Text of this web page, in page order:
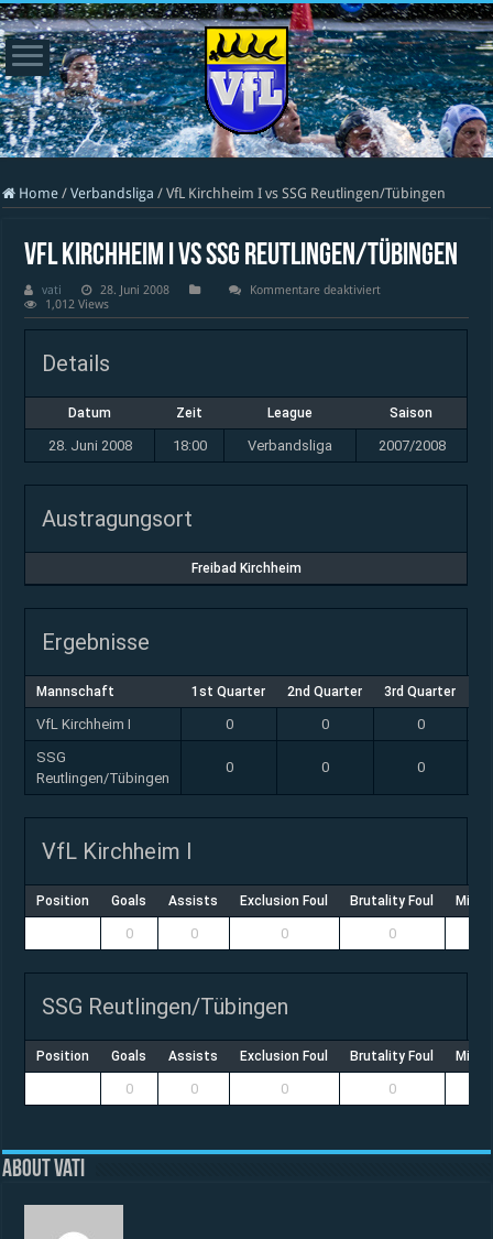
Home / Verbandsliga / VfL Kirchheim I vs SSG Reutlingen/Tübingen
VfL Kirchheim I vs SSG Reutlingen/Tübingen
vati 28. Juni 2008 Kommentare deaktiviertfür
Kirchheim
I
1,012 Views
Details
Datum Zeit League Saison
28. Juni 2008 18:00 Verbandsliga 2007/2008
Austragungsort
Freibad Kirchheim
Ergebnisse
Mannschaft 1st Quarter 2nd Quarter 3rd Quarter
VfL Kirchheim I 0 0
0
SSG
Reutlingen/Tübingen
0 0 0
VfL Kirchheim I
Position Goals Assists Exclusion Foul Brutality Foul
0 0 0 0
SSG Reutlingen/Tübingen
Position Goals Assists Exclusion Foul Brutality Foul
0 0 0 0
About vati